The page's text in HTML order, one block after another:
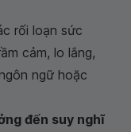
rối loạn sức
cảm, lo lắng,
ngữ hoặc
đến suy nghĩ